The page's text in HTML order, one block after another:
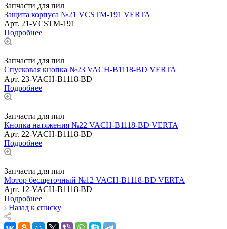
Запчасти для пил
Защита корпуса №21 VCSTM-191 VERTA
Арт. 21-VCSTM-191
Подробнее
Запчасти для пил
Спусковая кнопка №23 VACH-B1118-BD VERTA
Арт. 23-VACH-B1118-BD
Подробнее
Запчасти для пил
Кнопка натяжения №22 VACH-B1118-BD VERTA
Арт. 22-VACH-B1118-BD
Подробнее
Запчасти для пил
Мотор бесщеточный №12 VACH-B1118-BD VERTA
Арт. 12-VACH-B1118-BD
Подробнее
Назад к списку